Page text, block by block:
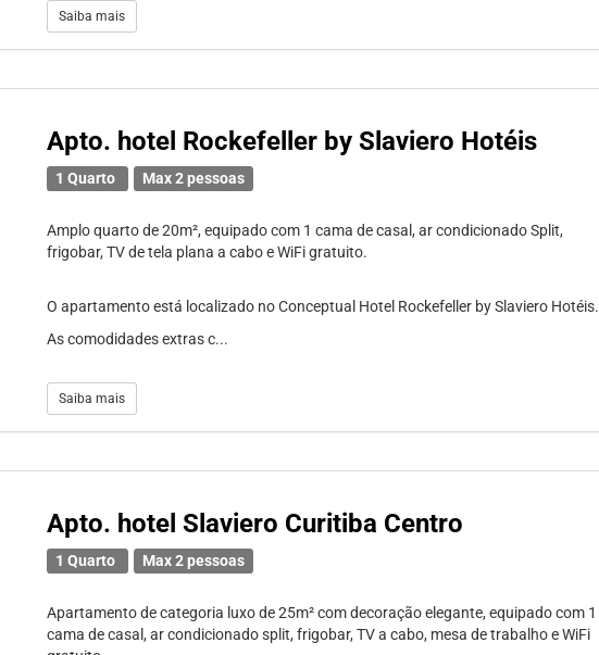
Saiba mais
Apto. hotel Rockefeller by Slaviero Hotéis
1 Quarto Max 2 pessoas
Amplo quarto de 20m², equipado com 1 cama de casal, ar condicionado Split,
frigobar, TV de tela plana a cabo e WiFi gratuito.
O apartamento está localizado no Conceptual Hotel Rockefeller by Slaviero Hotéis.
As comodidades extras c...
Saiba mais
Apto. hotel Slaviero Curitiba Centro
1 Quarto Max 2 pessoas
Apartamento de categoria luxo de 25m² com decoração elegante, equipado com 1
cama de casal, ar condicionado split, frigobar, TV a cabo, mesa de trabalho e WiFi